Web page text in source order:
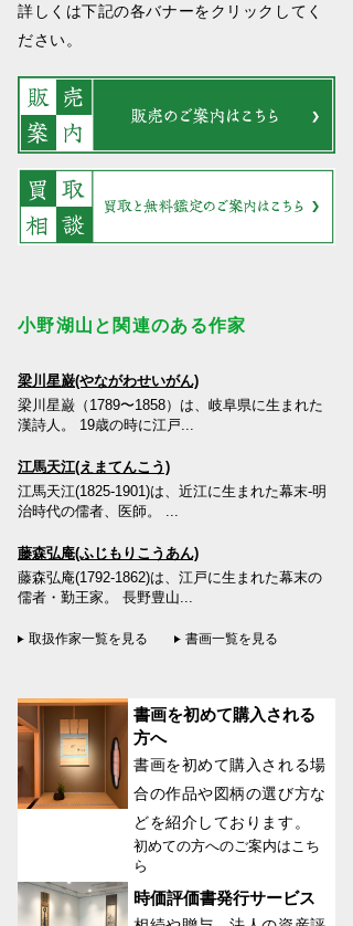
詳しくは下記の各バナーをクリックしてく
ださい。
小野湖山と関連のある作家
梁川星巌(やながわせいがん)
梁川星巌（1789〜1858）は、岐阜県に生まれた
漢詩人。 19歳の時に江戸...
江馬天江(えまてんこう)
江馬天江(1825-1901)は、近江に生まれた幕末-明
治時代の儒者、医師。 ...
藤森弘庵(ふじもりこうあん)
藤森弘庵(1792-1862)は、江戸に生まれた幕末の
儒者・勤王家。 長野豊山...
取扱作家一覧を見る 書画一覧を見る
書画を初めて購入される
方へ
書画を初めて購入される場
合の作品や図柄の選び方な
どを紹介しております。
初めての方へのご案内はこち
ら
時価評価書発行サービス